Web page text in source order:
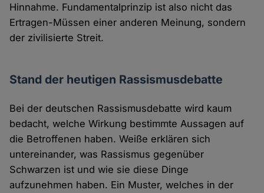
Hinnahme. Fundamentalprinzip ist also nicht das
Ertragen-Müssen einer anderen Meinung, sondern
der zivilisierte Streit.
Stand der heutigen Rassismusdebatte
Bei der deutschen Rassismusdebatte wird kaum
bedacht, welche Wirkung bestimmte Aussagen auf
die Betroffenen haben. Weiße erklären sich
untereinander, was Rassismus gegenüber
Schwarzen ist und wie sie diese Dinge
aufzunehmen haben. Ein Muster, welches in der